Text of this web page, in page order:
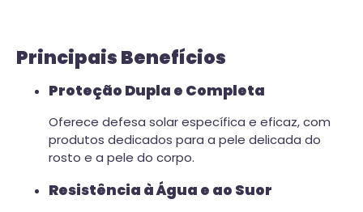
Principais Benefícios
Proteção Dupla e Completa
Oferece defesa solar específica e eficaz, com
produtos dedicados para a pele delicada do
rosto e a pele do corpo.
Resistência à Água e ao Suor